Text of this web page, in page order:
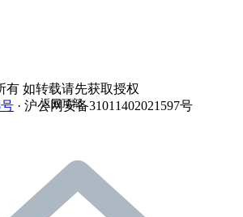
有 如转载请先获取授权
· 沪公网安备31011402021597号
返回顶部